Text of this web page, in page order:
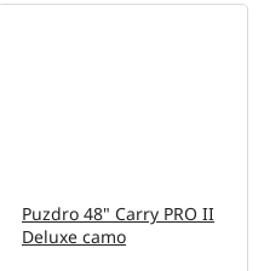
Puzdro 48" Carry PRO II
Deluxe camo